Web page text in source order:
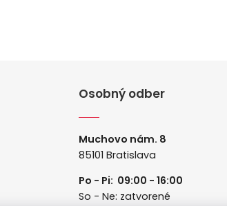
Osobný odber
Muchovo nám. 8
85101 Bratislava
Po - Pi: 09:00 - 16:00
So - Ne: zatvorené